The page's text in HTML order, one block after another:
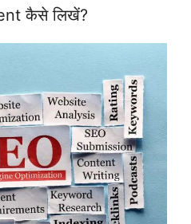
कैसे लिखें?